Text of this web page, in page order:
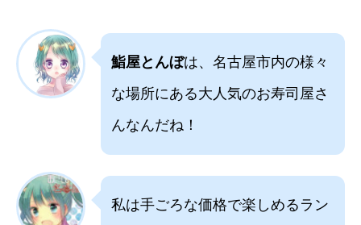
鮨屋とんぼは、名古屋市内の様々
な場所にある大人気のお寿司屋さ
んなんだね！
私は手ごろな価格で楽しめるラン